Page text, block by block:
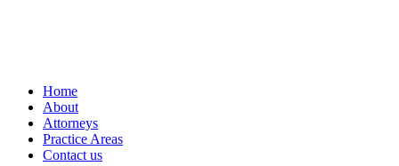
Home
About
Attorneys
Practice Areas
Contact us